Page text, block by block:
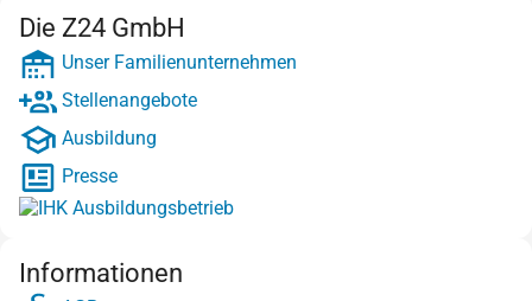
Die Z24 GmbH
Unser Familienunternehmen
Stellenangebote
Ausbildung
Presse
Informationen